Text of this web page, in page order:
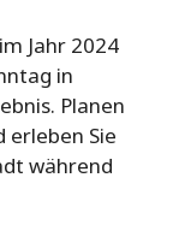
Jahr 2024
in
Planen
erleben Sie
während